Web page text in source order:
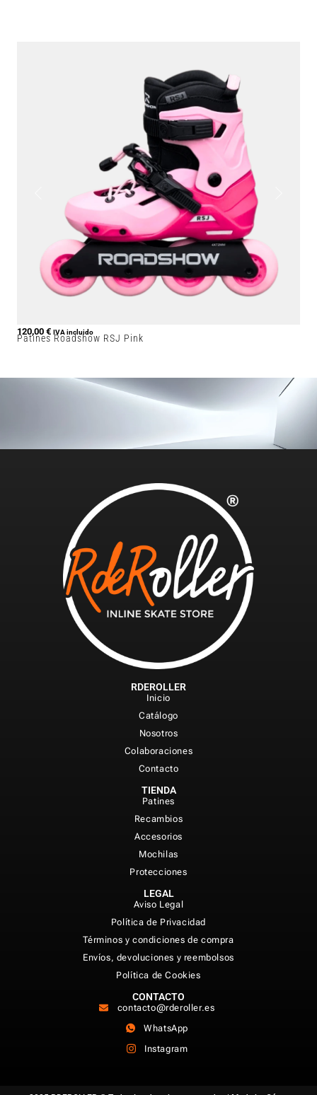
120,00 € IVA incluido
Patines Roadshow RSJ Pink
RDEROLLER
Inicio
Catálogo
Nosotros
Colaboraciones
Contacto
TIENDA
Patines
Recambios
Accesorios
Mochilas
Protecciones
LEGAL
Aviso Legal
Política de Privacidad
Términos y condiciones de compra
Envíos, devoluciones y reembolsos
Política de Cookies
CONTACTO
contacto@rderoller.es
WhatsApp
Instagram